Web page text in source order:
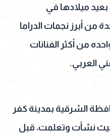
بعيد ميلادها في
أبرز نجمات الدراما
من أكثر الفنانات
العربي.
الشرقية بمدينة كفر
حيث نشأت وتعلمت، قبل